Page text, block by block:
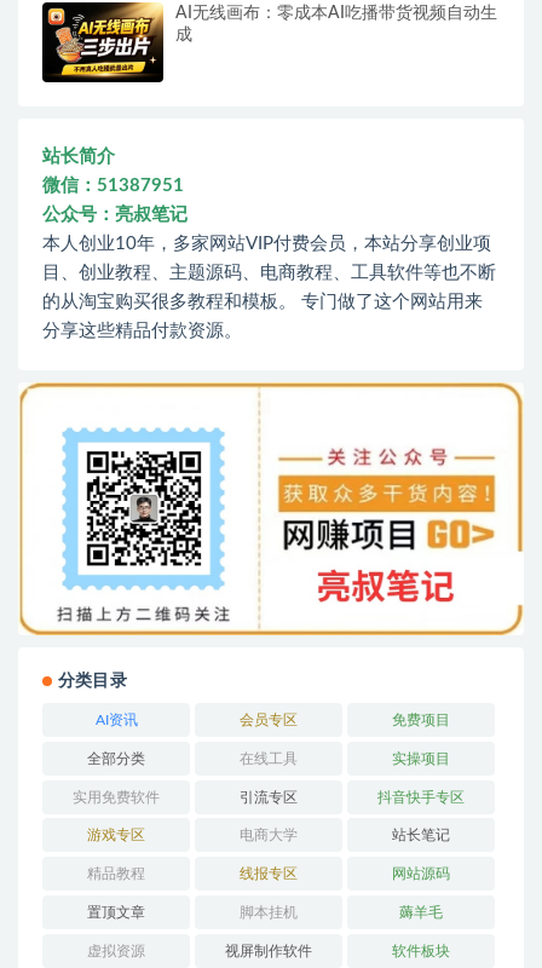
AI无线画布：零成本AI吃播带货视频自动生
成
站长简介
微信：51387951
公众号：亮叔笔记
本人创业10年，多家网站VIP付费会员，本站分享创业项
目、创业教程、主题源码、电商教程、工具软件等也不断
的从淘宝购买很多教程和模板。 专门做了这个网站用来
分享这些精品付款资源。
分类目录
AI资讯 会员专区 免费项目
全部分类 在线工具 实操项目
实用免费软件 引流专区 抖音快手专区
游戏专区 电商大学 站长笔记
精品教程 线报专区 网站源码
置顶文章 脚本挂机 薅羊毛
虚拟资源 视屏制作软件 软件板块